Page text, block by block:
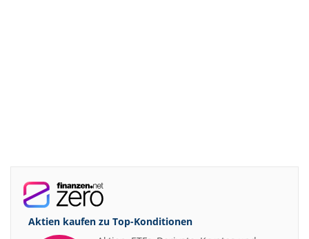
Aktien kaufen zu Top-Konditionen